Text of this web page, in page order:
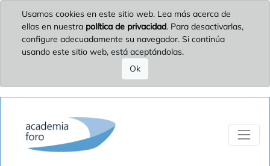
Usamos cookies en este sitio web. Lea más acerca de
ellas en nuestra política de privacidad. Para desactivarlas,
configure adecuadamente su navegador. Si continúa
usando este sitio web, está aceptándolas.
Ok